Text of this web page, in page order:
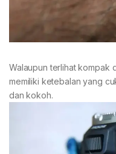
Walaupun terlihat kompak
memiliki ketebalan yang
dan kokoh.